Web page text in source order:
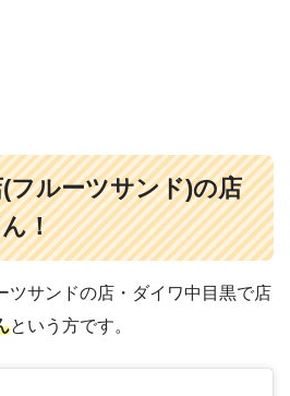
フルーツサンド)の店
！
ツサンドの店・ダイワ中目黒で店
という方です。